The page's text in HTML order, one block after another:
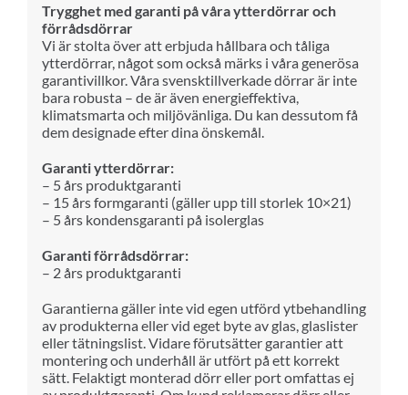
Trygghet med garanti på våra ytterdörrar och
förrådsdörrar
Vi är stolta över att erbjuda hållbara och tåliga
ytterdörrar, något som också märks i våra generösa
garantivillkor. Våra svensktillverkade dörrar är inte
bara robusta – de är även energieffektiva,
klimatsmarta och miljövänliga. Du kan dessutom få
dem designade efter dina önskemål.
Garanti ytterdörrar:
– 5 års produktgaranti
– 15 års formgaranti (gäller upp till storlek 10×21)
– 5 års kondensgaranti på isolerglas
Garanti förrådsdörrar:
– 2 års produktgaranti
Garantierna gäller inte vid egen utförd ytbehandling
av produkterna eller vid eget byte av glas, glaslister
eller tätningslist. Vidare förutsätter garantier att
montering och underhåll är utfört på ett korrekt
sätt. Felaktigt monterad dörr eller port omfattas ej